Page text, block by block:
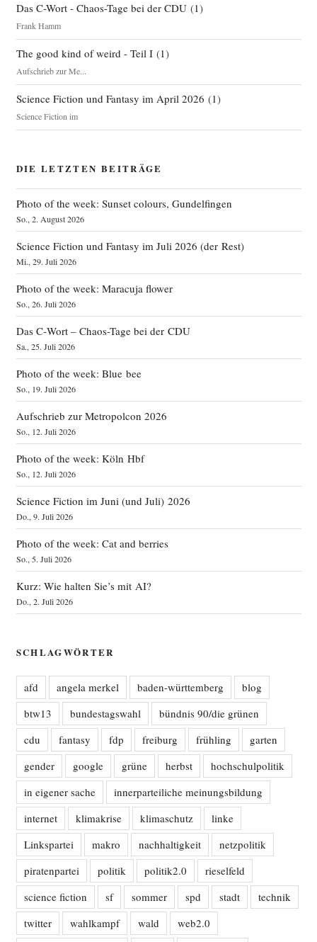
Das C-Wort - Chaos-Tage bei der CDU(1)
Frank Hamm
The good kind of weird - Teil I(1)
Aufschrieb zur Me...
Science Fiction und Fantasy im April 2026 (1)
Science Fiction im
DIE LETZTEN BEITRÄGE
Photo of the week: Sunset colours, Gundelfingen
So., 2. August 2026
Science Fiction und Fantasy im Juli 2026 (der Rest)
Mi., 29. Juli 2026
Photo of the week: Maracuja flower
So., 26. Juli 2026
Das C‑Wort – Chaos-Tage bei der CDU
Sa., 25. Juli 2026
Photo of the week: Blue bee
So., 19. Juli 2026
Aufschrieb zur Metropolcon 2026
So., 12. Juli 2026
Photo of the week: Köln Hbf
So., 12. Juli 2026
Science Fiction im Juni (und Juli) 2026
Do., 9. Juli 2026
Photo of the week: Cat and berries
So., 5. Juli 2026
Kurz: Wie halten Sie’s mit AI?
Do., 2. Juli 2026
SCHLAGWÖRTER
afd angela merkel baden-württemberg
blog
btw13
bundestagswahl
bündnis 90/die grünen
cdu
fantasy fdp freiburg frühling
garten
gender
google grüne herbst
hochschulpolitik
in eigener sache
innerparteiliche meinungsbildung
internet
klimakrise klimaschutz
linke
Linkspartei
makro nachhaltigkeit
netzpolitik
piratenpartei
politik politik2.0
rieselfeld
science fiction
sf sommer spd stadt
technik
twitter
wahlkampf wald
web2.0